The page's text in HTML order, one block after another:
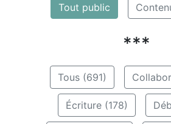
Tout public
***
Tous (691)
Écriture (178)